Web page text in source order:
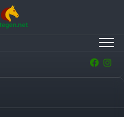
na dopinggebruik